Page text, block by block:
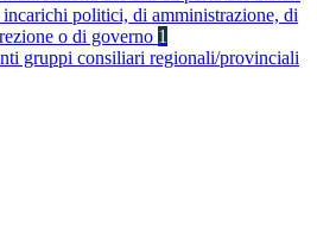
politici, di amministrazione, di
o di governo 1
gruppi consiliari regionali/provinciali